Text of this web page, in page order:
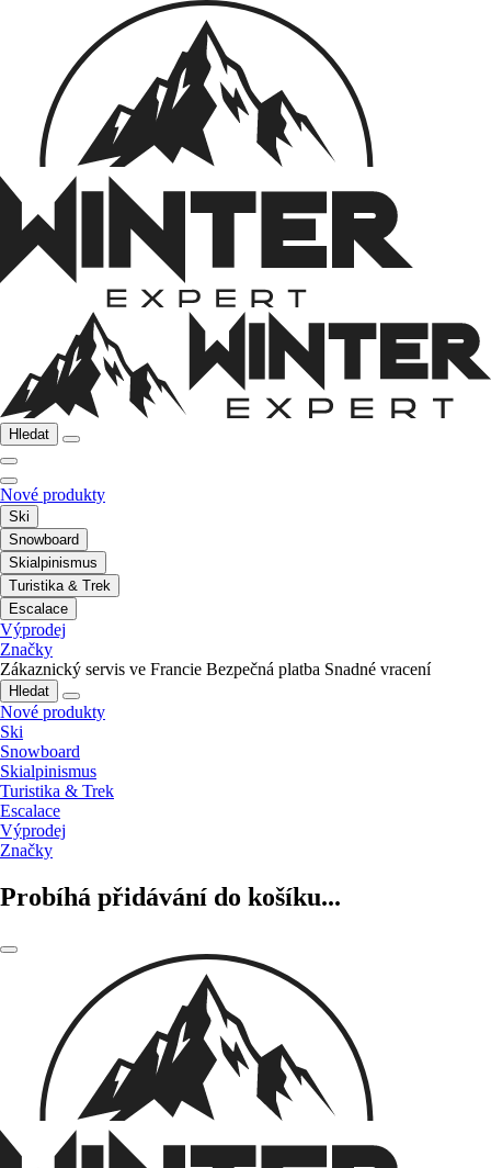
Hledat
Nové produkty
Ski
Snowboard
Skialpinismus
Turistika & Trek
Escalace
Výprodej
Značky
Zákaznický servis ve Francie Bezpečná platba Snadné vracení
Hledat
Nové produkty
Ski
Snowboard
Skialpinismus
Turistika & Trek
Escalace
Výprodej
Značky
Probíhá přidávání do košíku...